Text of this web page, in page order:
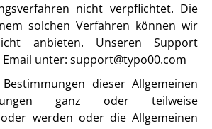
nicht verpflichtet. Die
solchen Verfahren können wir
anbieten. Unseren Support
unter: support@typo00.com
dieser Allgemeinen
ganz oder teilweise
werden oder die Allgemeinen